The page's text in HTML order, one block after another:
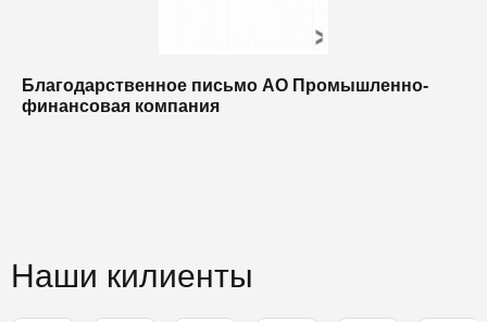
Благодарственное письмо АО Промышленно-
финансовая компания
Наши килиенты